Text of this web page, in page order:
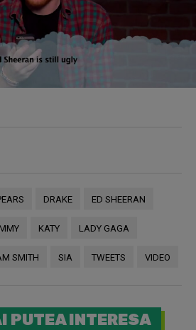
DRAKE ED SHEERAN
KATY LADY GAGA
SMITH SIA TWEETS VIDEO
PUTEA INTERESA